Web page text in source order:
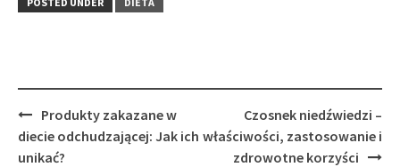
Post
navigation
Produkty zakazane w
diecie odchudzającej: Jak ich
unikać?
Czosnek niedźwiedzi –
właściwości, zastosowanie i
zdrowotne korzyści